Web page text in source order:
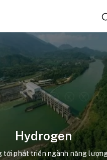
Hydrogen
tới phát triển ngành năng